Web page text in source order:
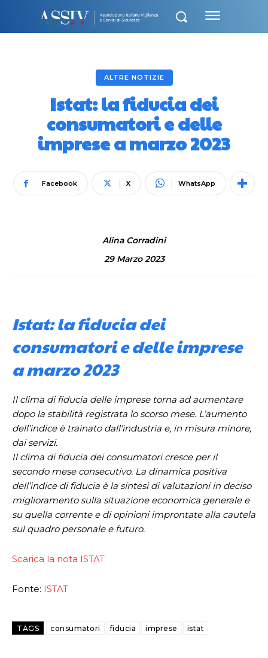
ALTRE NOTIZIE
Istat: la fiducia dei
consumatori e delle
imprese a marzo 2023
Facebook X WhatsApp
Alina Corradini
29 Marzo 2023
Istat: la fiducia dei
consumatori e delle imprese
a marzo 2023
Il clima di fiducia delle imprese torna ad aumentare
dopo la stabilità registrata lo scorso mese. L’aumento
dell’indice è trainato dall’industria e, in misura minore,
dai servizi.
Il clima di fiducia dei consumatori cresce per il
secondo mese consecutivo. La dinamica positiva
dell’indice di fiducia è la sintesi di valutazioni in deciso
miglioramento sulla situazione economica generale e
su quella corrente e di opinioni improntate alla cautela
sul quadro personale e futuro.
Scarica la nota ISTAT
Fonte: ISTAT
TAGS consumatori fiducia imprese istat